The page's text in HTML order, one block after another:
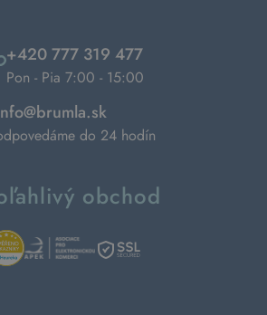
+420 777 319 477
Pon - Pia 7:00 - 15:00
do 24 hodín
obchod